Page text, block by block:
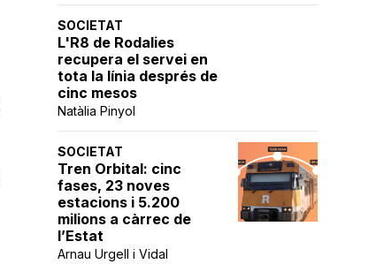
SOCIETAT
L'R8 de Rodalies
recupera el servei en
tota la línia després de
cinc mesos
Natàlia Pinyol
SOCIETAT
Tren Orbital: cinc
fases, 23 noves
estacions i 5.200
milions a càrrec de
l’Estat
Arnau Urgell i Vidal